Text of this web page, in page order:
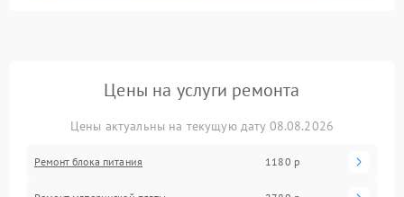
Цены на услуги ремонта
Цены актуальны на текущую дату 08.08.2026
Ремонт блока питания 1180 р